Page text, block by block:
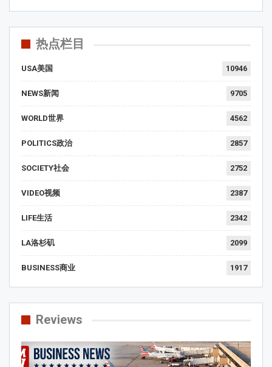
热点栏目
USA美国 10946
NEWS新闻 9705
WORLD世界 4562
POLITICS政治 2857
SOCIETY社会 2752
VIDEO视频 2387
LIFE生活 2342
LA洛杉矶 2099
BUSINESS商业 1917
Reviews